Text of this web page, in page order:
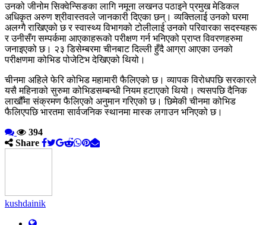
उनको जीनोम सिक्वेन्सिङका लागि नमूना लखनउ पठाइने प्रमुख मेडिकल
अधिकृत अरुण श्रीवास्तवले जानकारी दिएका छन्। व्यक्तिलाई उनको घरमा
अलग्गै राखिएको छ र स्वास्थ्य विभागको टोलीलाई उनको परिवारका सदस्यहरू
र उनीसँग सम्पर्कमा आएकाहरूको परीक्षण गर्न भनिएको प्राप्त विवरणहरुमा
जनाइएको छ। २३ डिसेम्बरमा चीनबाट दिल्ली हुँदै आग्रा आएका उनको
परीक्षणमा कोभिड पोजेटिभ देखिएको थियो।
चीनमा अहिले फेरि कोभिड महामारी फैलिएको छ। व्यापक विरोधपछि सरकारले
यसै महिनाको सुरुमा कोभिडसम्बन्धी नियम हटाएको थियो। त्यसपछि दैनिक
लाखौँमा संक्रमण फैलिएको अनुमान गरिएको छ। छिमेकी चीनमा कोभिड
फैलिएपछि भारतमा सार्वजनिक स्थानमा मास्क लगाउन भनिएको छ।
394
Share
kushdainik